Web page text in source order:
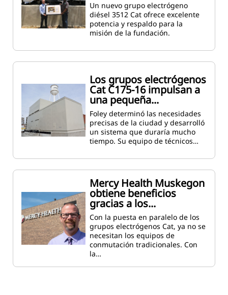
Un nuevo grupo electrógeno
diésel 3512 Cat ofrece excelente
potencia y respaldo para la
misión de la fundación.
Los grupos electrógenos
Cat C175-16 impulsan a
una pequeña...
Foley determinó las necesidades
precisas de la ciudad y desarrolló
un sistema que duraría mucho
tiempo. Su equipo de técnicos…
Mercy Health Muskegon
obtiene beneficios
gracias a los...
Con la puesta en paralelo de los
grupos electrógenos Cat, ya no se
necesitan los equipos de
conmutación tradicionales. Con
la…